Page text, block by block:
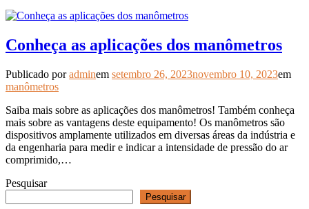
Conheça as aplicações dos manômetros
Publicado poradminem setembro 26, 2023novembro 10, 2023em
manômetros
Saiba mais sobre as aplicações dos manômetros! Também conheça
mais sobre as vantagens deste equipamento! Os manômetros são
dispositivos amplamente utilizados em diversas áreas da indústria e
da engenharia para medir e indicar a intensidade de pressão do ar
comprimido,…
Pesquisar
Pesquisar